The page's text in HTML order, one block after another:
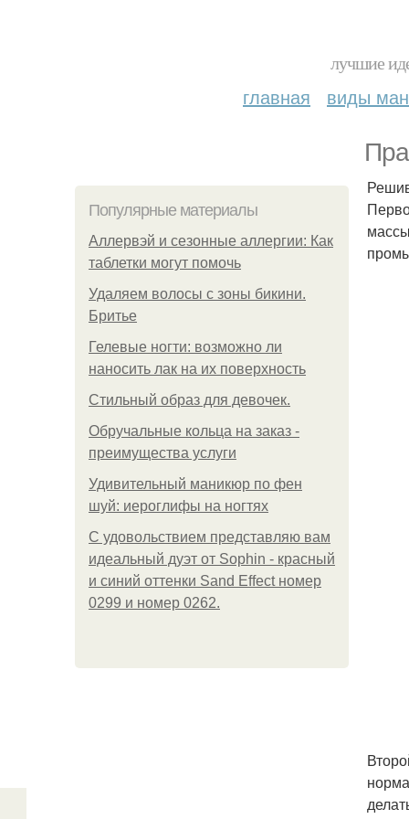
лучшие
главная виды
Популярные материалы
Аллервэй и сезонные аллергии: Как
таблетки могут помочь
Удаляем волосы с зоны бикини.
Бритье
Гелевые ногти: возможно ли
наносить лак на их поверхность
Стильный образ для девочек.
Обручальные кольца на заказ -
преимущества услуги
Удивительный маникюр по фен
шуй: иероглифы на ногтях
С удовольствием представляю вам
идеальный дуэт от Sophin - красный
и синий оттенки Sand Effect номер
0299 и номер 0262.